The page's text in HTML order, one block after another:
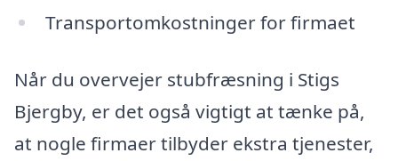
Transportomkostninger for firmaet
Når du overvejer stubfræsning i Stigs
Bjergby, er det også vigtigt at tænke på,
at nogle firmaer tilbyder ekstra tjenester,